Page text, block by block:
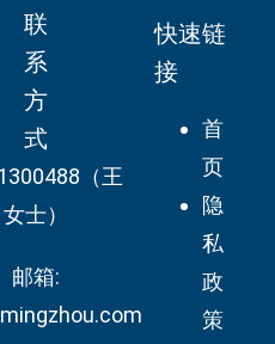
联
系
方
式
（王
女士）
邮箱:
快速链
接
首
页
隐
私
政
策